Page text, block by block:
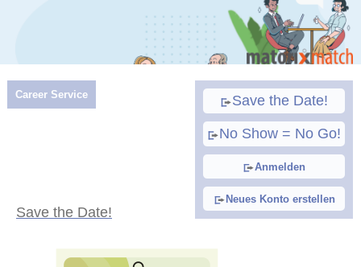
Save the Date!
No Show = No Go!
Anmelden
Neues Konto erstellen
Career Service
Save the Date!